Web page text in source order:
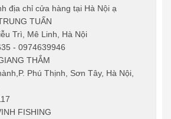
địa chỉ cửa hàng tại Hà Nội ạ
TUẤN
Trì, Mê Linh, Hà Nội
- 0974639946
THẮM
Phú Thịnh, Sơn Tây, Hà Nội,
FISHING